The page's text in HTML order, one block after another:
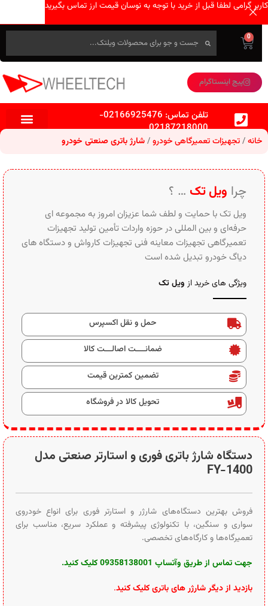
0
پیج اینستاگرام
تلفن تماس: 02166925476
-
02187218000
خانه تجهیزات تعمیرگاهی خودرو شارژ باتری صنعتی خودرو
دستگاه شارژ باتری فوری و استارتر صنعتی مدل
FY-1400
فروش بهترین دستگاه‌های شارژر و استارتر فوری برای انواع خودروی
سواری و سنگین، با تکنولوژی پیشرفته و عملکرد سریع، مناسب برای
تعمیرگاه‌ها و کارگاه‌های تخصصی.
جهت تماس از طریق وآتساپ 09358138001 کلیک کنید.
بازدید از دیگر شارژر های باتری کلیک کنید.
چرا ویل تک … ؟
ویل تک با حمایت و لطف شما عزیزان امروز به مجموعه ای
حرفه‌ای و بین‌ المللی در حوزه واردات تأمین تولید تجهیزات
تعمیرگاهی تجهیزات معاینه فنی تجهیزات کارواش و دستگاه های
دیاگ خودرو تبدیل شده است
ویژگی های خرید از ویل تک
حمل و نقل اکسپرس
ضمانــــت اصالـــت کالا
تضمین کمترین قیمت
تحویل کالا در فروشگاه
کاربر گرامی لطفا قبل از خرید با توجه به نوسان قیمت ارز تماس بگیرید